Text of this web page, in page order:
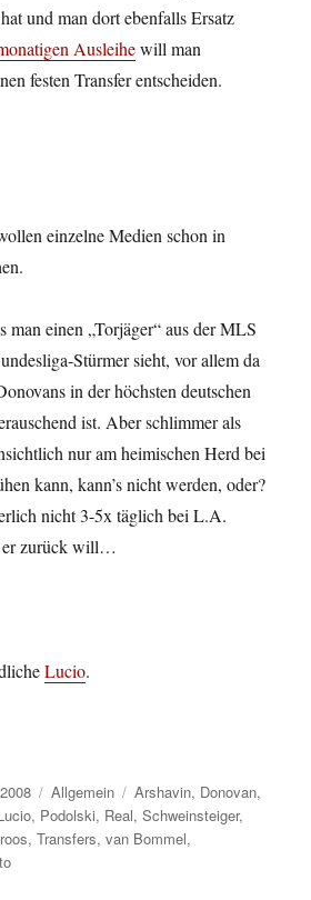
und man dort ebenfalls Ersatz
Ausleihewill man
festen Transfer entscheiden.
einzelne Medien schon in
man einen „Torjäger“ aus der MLS
Stürmer sieht, vor allem da
in der höchsten deutschen
ist. Aber schlimmer als
nur am heimischen Herd bei
kann, kann’s nicht werden, oder?
nicht 3-5x täglich bei L.A.
er zurück will…
Lucio.
Kategorien
Allgemein Schlagwörter
Arshavin, Donovan,
, Podolski, Real,Schweinsteiger,
,Transfers,van Bommel,